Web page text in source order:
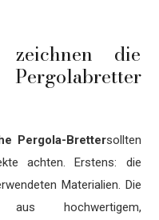
zeichnen die
Pergolabretter
Pergola-Brettersollten
achten. Erstens: die
Materialien. Die
hochwertigem,